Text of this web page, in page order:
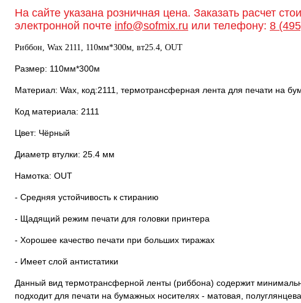
На сайте указана розничная цена. Заказать расчет
электронной почте info@sofmix.ru или телефону: 8
Риббон, Wax 2111, 110мм*300м, вт25.4, OUT
Размер: 110мм*300м
Материал: Wax, код:2111, термотрансферная лента для печати на
Код материала: 2111
Цвет: Чёрный
Диаметр втулки: 25.4 мм
Намотка: OUT
- Средняя устойчивость к стиранию
- Щадящий режим печати для головки принтера
- Хорошее качество печати при больших тиражах
- Имеет слой антистатики
Данный вид термотрансферной ленты (риббона) содержит
подходит для печати на бумажных носителях - матовая,